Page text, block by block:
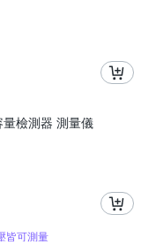
檢測器 測量儀
皆可測量